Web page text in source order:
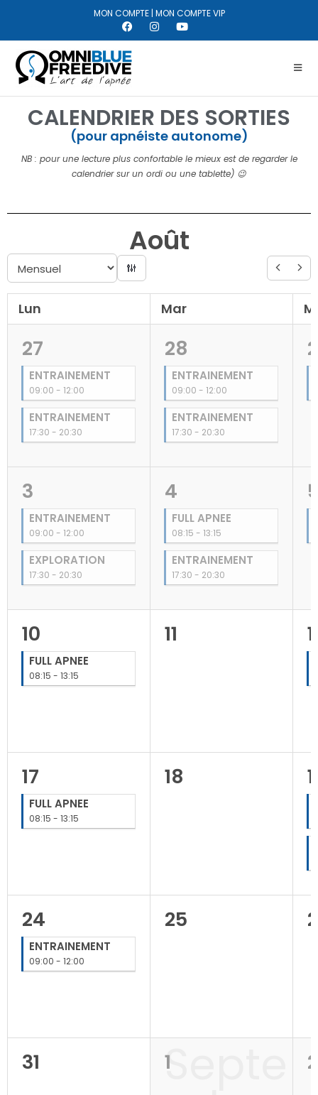
MON COMPTE| MON COMPTE VIP
CALENDRIER DES SORTIES
(pour apnéiste autonome)
NB : pour une lecture plus confortable le mieux est de regarder le
calendrier sur un ordi ou une tablette) 😉
Août
Lun Mar
27
ENTRAINEMENT
09:00 - 12:00
ENTRAINEMENT
17:30 - 20:30
28
ENTRAINEMENT
09:00 - 12:00
ENTRAINEMENT
17:30 - 20:30
3
ENTRAINEMENT
09:00 - 12:00
EXPLORATION
17:30 - 20:30
4
FULL APNEE
08:15 - 13:15
ENTRAINEMENT
17:30 - 20:30
10
FULL APNEE
08:15 - 13:15
11
17
FULL APNEE
08:15 - 13:15
18
24
ENTRAINEMENT
09:00 - 12:00
25
31 Septe
1 2